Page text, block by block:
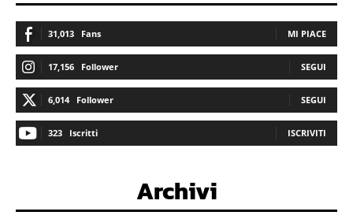
31,013 Fans MI PIACE
17,156 Follower SEGUI
6,014 Follower SEGUI
323 Iscritti ISCRIVITI
Archivi